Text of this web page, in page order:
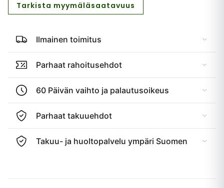
Tarkista myymäläsaatavuus
Ilmainen toimitus
Parhaat rahoitusehdot
60 Päivän vaihto ja palautusoikeus
Parhaat takuuehdot
Takuu- ja huoltopalvelu ympäri Suomen